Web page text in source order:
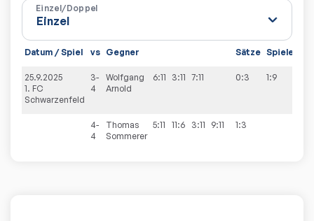
Einzel/Doppel
Datum / Spiel vs Gegner Sätze Spiele
25.9.2025
1. FC
Schwarzenfeld
3-
4
Wolfgang
Arnold
6:11 3:11 7:11 0:3 1:9
4-
4
Thomas
Sommerer
5:11 11:6 3:11 9:11 1:3